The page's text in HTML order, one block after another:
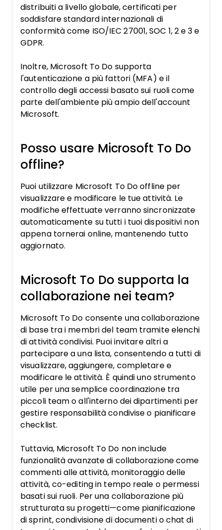
distribuiti a livello globale, certificati per
soddisfare standard internazionali di
conformità come ISO/IEC 27001, SOC 1, 2 e 3 e
GDPR.
Inoltre, Microsoft To Do supporta
l'autenticazione a più fattori (MFA) e il
controllo degli accessi basato sui ruoli come
parte dell'ambiente più ampio dell'account
Microsoft.
Posso usare Microsoft To Do
offline?
Puoi utilizzare Microsoft To Do offline per
visualizzare e modificare le tue attività. Le
modifiche effettuate verranno sincronizzate
automaticamente su tutti i tuoi dispositivi non
appena tornerai online, mantenendo tutto
aggiornato.
Microsoft To Do supporta la
collaborazione nei team?
Microsoft To Do consente una collaborazione
di base tra i membri del team tramite elenchi
di attività condivisi. Puoi invitare altri a
partecipare a una lista, consentendo a tutti di
visualizzare, aggiungere, completare e
modificare le attività. È quindi uno strumento
utile per una semplice coordinazione tra
piccoli team o all'interno dei dipartimenti per
gestire responsabilità condivise o pianificare
checklist.
Tuttavia, Microsoft To Do non include
funzionalità avanzate di collaborazione come
commenti alle attività, monitoraggio delle
attività, co-editing in tempo reale o permessi
basati sui ruoli. Per una collaborazione più
strutturata su progetti—come pianificazione
di sprint, condivisione di documenti o chat di